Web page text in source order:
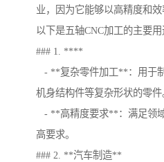
业，因为它能够以高精度和效
以下是五轴CNC加工的主要用
### 1. ****
- **复杂零件加工**：用于
机身结构件等复杂形状的零件
- **高精度要求**：满足领
高要求。
### 2. **汽车制造**